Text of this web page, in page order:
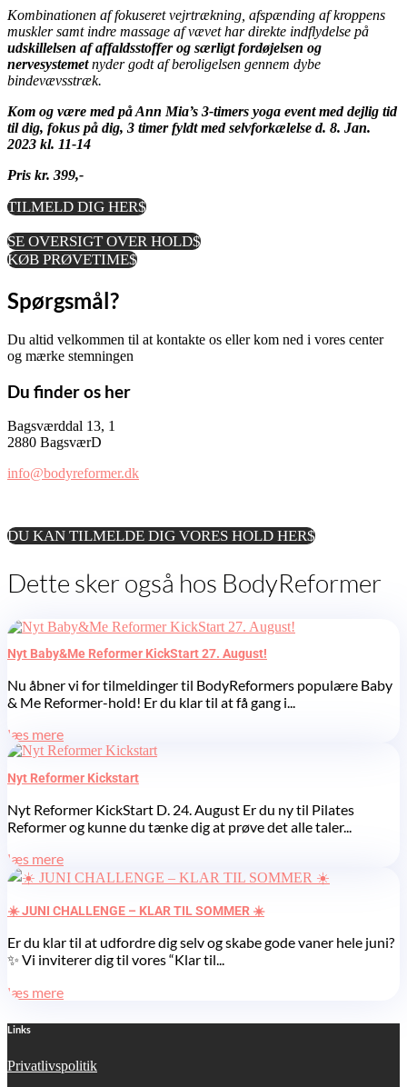
Kombinationen af fokuseret vejrtrækning, afspænding af kroppens
muskler samt indre massage af vævet har direkte indflydelse på
udskillelsen af affaldsstoffer og særligt fordøjelsen og
nervesystemetnyder godt af beroligelsen gennem dybe
bindevævsstræk.
Kom og være med på Ann Mia’s 3-timers yoga event med dejlig tid
til dig, fokus på dig, 3 timer fyldt med selvforkælelse d. 8. Jan.
2023 kl. 11-14
Pris kr. 399,-
TILMELD DIG HER
SE OVERSIGT OVER HOLD
KØB PRØVETIME
Spørgsmål?
Du altid velkommen til at kontakte os eller kom ned i vores center
og mærke stemningen
Du finder os her
Bagsværddal 13, 1
2880 BagsværD
info@bodyreformer.dk
DU KAN TILMELDE DIG VORES HOLD HER
Dette sker også hos BodyReformer
Nyt Baby&Me Reformer KickStart 27. August!
Nu åbner vi for tilmeldinger til BodyReformers populære Baby
& Me Reformer-hold! Er du klar til at få gang i...
læs mere
Nyt Reformer Kickstart
Nyt Reformer KickStart D. 24. August Er du ny til Pilates
Reformer og kunne du tænke dig at prøve det alle taler...
læs mere
☀️ JUNI CHALLENGE – KLAR TIL SOMMER ☀️
Er du klar til at udfordre dig selv og skabe gode vaner hele juni?
✨ Vi inviterer dig til vores “Klar til...
læs mere
Links
Privatlivspolitik